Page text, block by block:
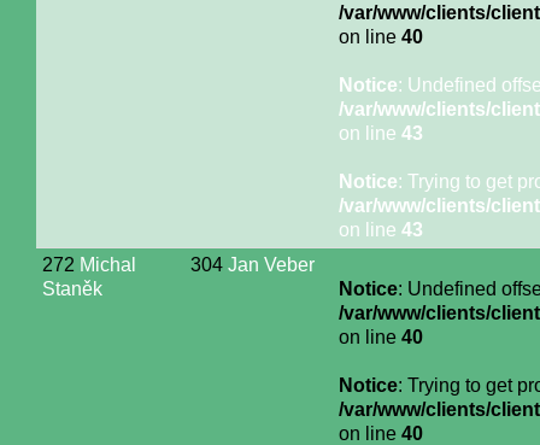
/var/www/clients/
on line 40
Notice: Undefined
/var/www/clients/
on line 43
Notice: Trying to get
/var/www/clients/
on line 43
272 Michal
Staněk
304 Jan Veber
Notice: Undefined
/var/www/clients/
on line 40
Notice: Trying to get
/var/www/clients/
on line 40